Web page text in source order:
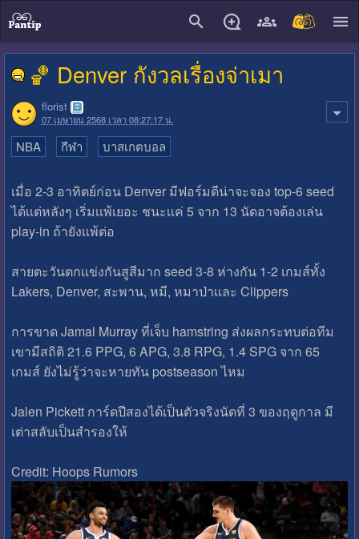
🏀 Denver กังวลเรื่องจ่าเมา
florist
07 เมษายน 2568 เวลา 08:27:17 น.
NBA กีฬา บาสเกตบอล
เมื่อ 2-3 อาทิตย์ก่อน Denver มีฟอร์มดีน่าจะจอง top-6 seed
ได้เเต่หลังๆ เริ่มเเพ้เยอะ ชนะเเค่ 5 จาก 13 นัดอาจต้องเล่น
play-in ถ้ายังเเพ้ต่อ
สายตะวันตกเเข่งกันสูสีมาก seed 3-8 ห่างกัน 1-2 เกมส์ทั้ง
Lakers, Denver, สะพาน, หมี, หมาป่าเเละ Clippers
การขาด Jamal Murray ที่เจ็บ hamstring ส่งผลกระทบต่อทีม
เขามีสถิติ 21.6 PPG, 6 APG, 3.8 RPG, 1.4 SPG จาก 65
เกมส์ ยังไม่รู้ว่าจะหายทัน postseason ไหม
Jalen Pickett การ์ดปีสองได้เป็นตัวจริงนัดที่ 3 ของฤดูกาล มี
เต่าสลับเป็นสํารองให้
Credit: Hoops Rumors
close